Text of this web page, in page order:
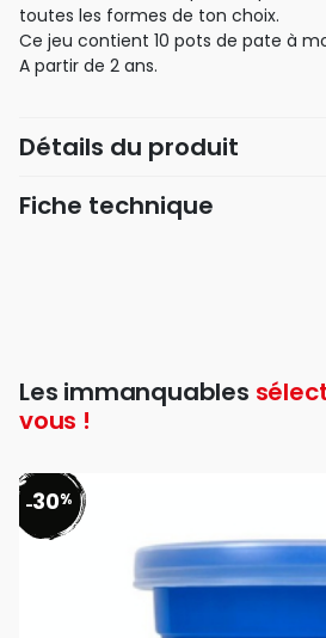
toutes les formes de ton choix.
Ce jeu contient 10 pots de pate à
A partir de 2 ans.
Détails du produit
Fiche technique
Les immanquables
vous !
-30%